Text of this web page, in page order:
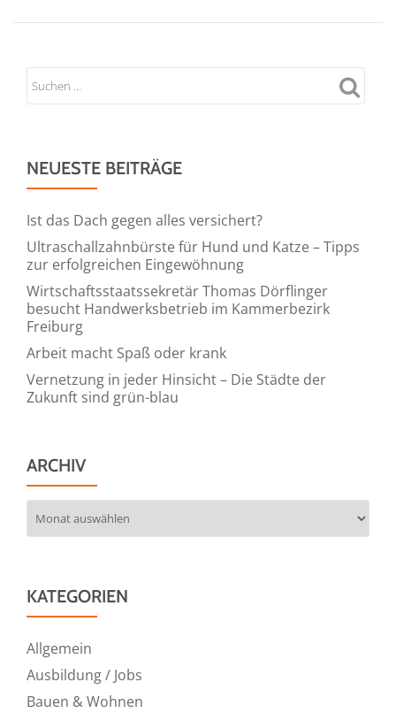
NEUESTE BEITRÄGE
Ist das Dach gegen alles versichert?
Ultraschallzahnbürste für Hund und Katze – Tipps
zur erfolgreichen Eingewöhnung
Wirtschaftsstaatssekretär Thomas Dörflinger
besucht Handwerksbetrieb im Kammerbezirk
Freiburg
Arbeit macht Spaß oder krank
Vernetzung in jeder Hinsicht – Die Städte der
Zukunft sind grün-blau
ARCHIV
KATEGORIEN
Allgemein
Ausbildung / Jobs
Bauen & Wohnen